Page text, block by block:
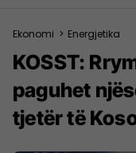
Ekonomi > Energjetika
KOSST:
paguhet
tjetër të